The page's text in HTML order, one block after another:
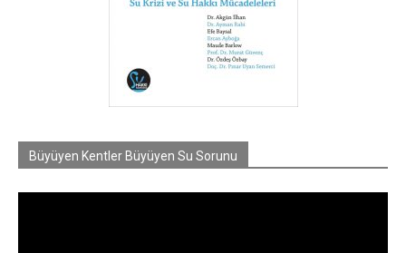
Büyüyen Kentler Büyüyen Su Sorunu